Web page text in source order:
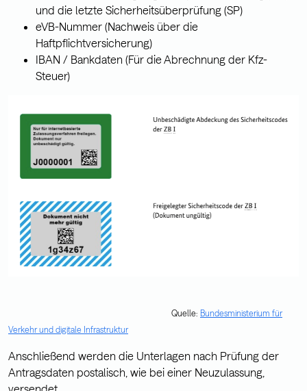
und die letzte Sicherheitsüberprüfung (SP)
eVB-Nummer (Nachweis über die
Haftpflichtversicherung)
IBAN / Bankdaten (Für die Abrechnung der Kfz-
Steuer)
Quelle: Bundesministerium für
Verkehr und digitale Infrastruktur
Anschließend werden die Unterlagen nach Prüfung der
Antragsdaten postalisch, wie bei einer Neuzulassung,